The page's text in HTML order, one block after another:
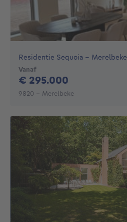
Residentie Sequoia - Merelbeke
Vanaf
€ 295.000
9820 - Merelbeke